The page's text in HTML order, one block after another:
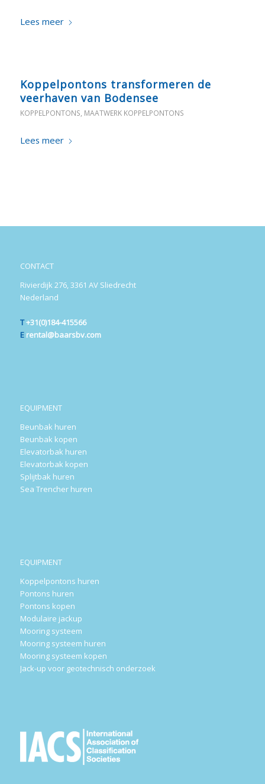
Lees meer
Koppelpontons transformeren de
veerhaven van Bodensee
KOPPELPONTONS, MAATWERK KOPPELPONTONS
Lees meer
CONTACT
Rivierdijk 276, 3361 AV Sliedrecht
Nederland
T+31(0)184-415566
E rental@baarsbv.com
EQUIPMENT
Beunbak huren
Beunbak kopen
Elevatorbak huren
Elevatorbak kopen
Splijtbak huren
Sea Trencher huren
EQUIPMENT
Koppelpontons huren
Pontons huren
Pontons kopen
Modulaire jackup
Mooring systeem
Mooring systeem huren
Mooring systeem kopen
Jack-up voor geotechnisch onderzoek